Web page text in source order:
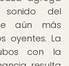
del
aún más
oyentes. La
con la